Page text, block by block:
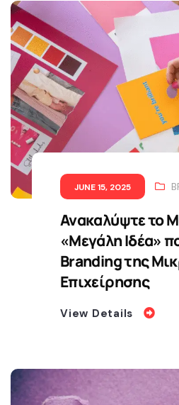
JUNE 15, 2025
Ανακαλύψτε το
«Μεγάλη Ιδέα»
Branding της
Επιχείρησης
View Details